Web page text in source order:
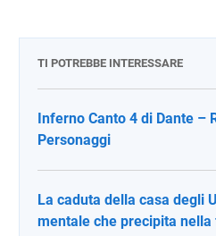
TI POTREBBE INTERESSARE
Inferno Canto 4 di Dante –
Personaggi
La caduta della casa degli
mentale che precipita nella